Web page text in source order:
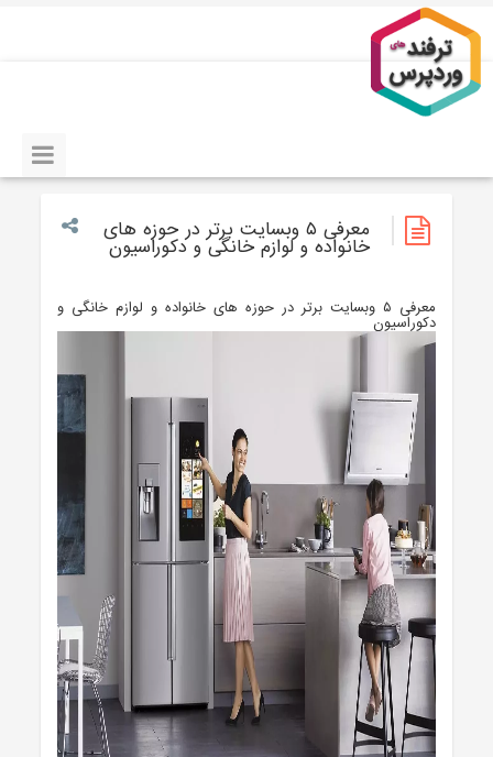
معرفی ۵ وبسایت برتر در حوزه های
خانواده و لوازم خانگی و دکوراسیون
معرفی ۵ وبسایت برتر در حوزه های خانواده و لوازم خانگی و
دکوراسیون